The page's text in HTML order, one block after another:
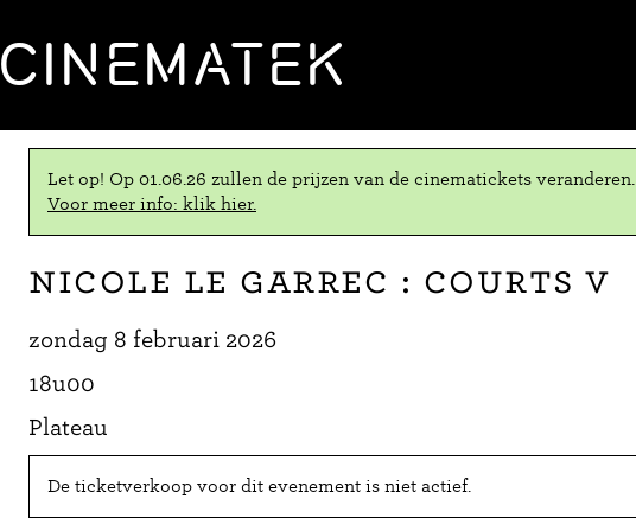
CINEMATEK
Let op! Op 01.06.26 zullen de prijzen van de cinematickets veranderen.
Voor meer info: klik hier.
Nicole Le Garrec : Courts V
zondag 8 februari 2026
18u00
Plateau
De ticketverkoop voor dit evenement is niet actief.